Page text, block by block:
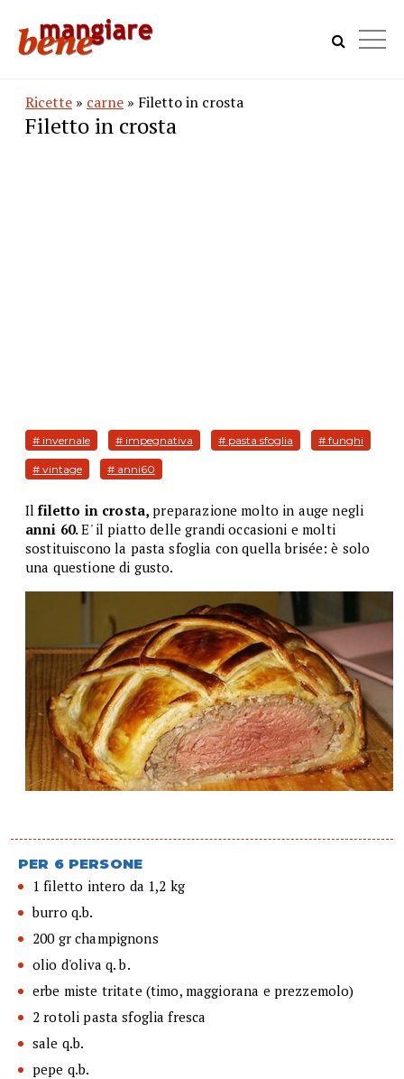
Ricette » carne » Filetto in crosta
Filetto in crosta
# invernale # impegnativa # pasta sfoglia # funghi
# vintage # anni60
Ilfiletto in crosta,preparazione molto in auge negli
anni 60.E' il piatto delle grandi occasioni e molti
sostituiscono la pasta sfoglia con quella brisée: è solo
una questione di gusto.
PER 6 PERSONE
1 filetto intero da 1,2 kg
burro q.b.
200 gr champignons
olio d'oliva q. b.
erbe miste tritate (timo, maggiorana e prezzemolo)
2 rotoli pasta sfoglia fresca
sale q.b.
pepe q.b.